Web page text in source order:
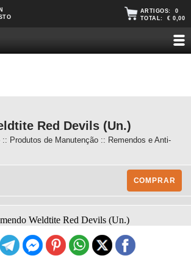
ARTIGOS: 0
TOTAL: € 0,00
Red Devils (Un.)
Produtos de Manutenção :: Remendos e Anti-
COMPRAR